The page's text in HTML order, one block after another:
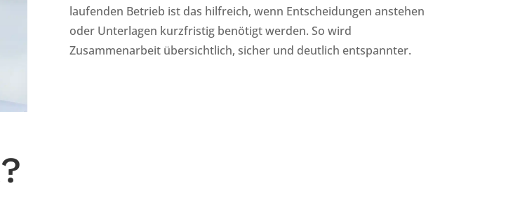
laufenden Betrieb ist das hilfreich, wenn Entscheidungen anstehen
oder Unterlagen kurzfristig benötigt werden. So wird
Zusammenarbeit übersichtlich, sicher und deutlich entspannter.